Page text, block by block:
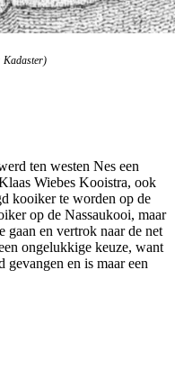
Kadaster)
ten westen Nes een
Wiebes Kooistra, ook
kooiker te worden op de
op de Nassaukooi, maar
gaan en vertrok naar de net
ongelukkige keuze, want
en is maar een